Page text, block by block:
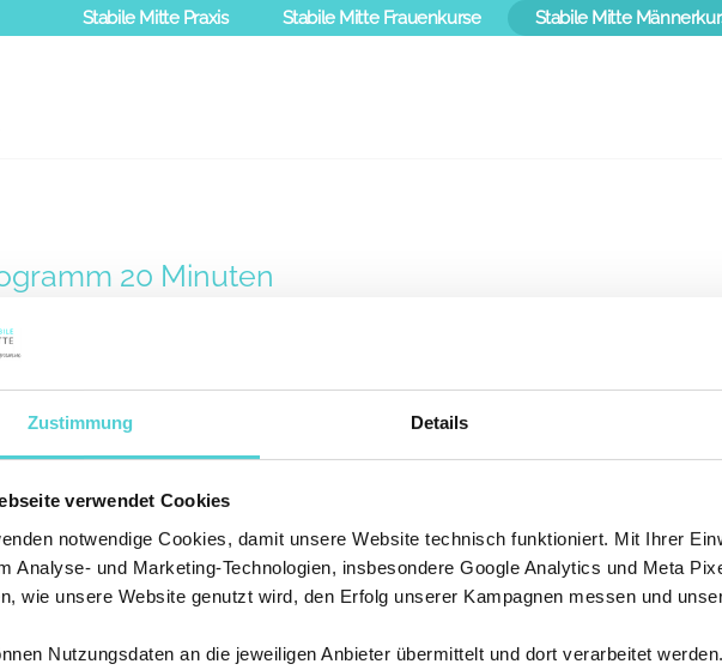
Zustimmung Details
verwendet Cookies
notwendige Cookies, damit unsere Website technisch funktioniert. Mit Ihrer
Analyse- und Marketing-Technologien, insbesondere Google Analytics und Meta
wie unsere Website genutzt wird, den Erfolg unserer Kampagnen messen und
Nutzungsdaten an die jeweiligen Anbieter übermittelt und dort verarbeitet
Stabile Mitte Praxis Stabile Mitte Frauenkurse Stabile Mitte
20 Minuten
sich richtig aufzuwärmen. Dieses Video liefert Ihnen die passende Anleitung